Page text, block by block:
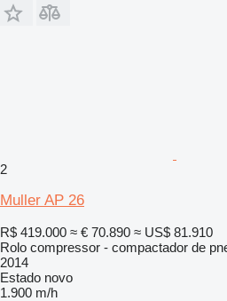
2
Muller AP 26
R$ 419.000 ≈ € 70.890 ≈ US$ 81.910
Rolo compressor - compactador de
2014
Estado novo
1.900 m/h